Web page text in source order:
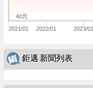
2021/01 2022/01 2023/01
40元
鉅邁 新聞列表